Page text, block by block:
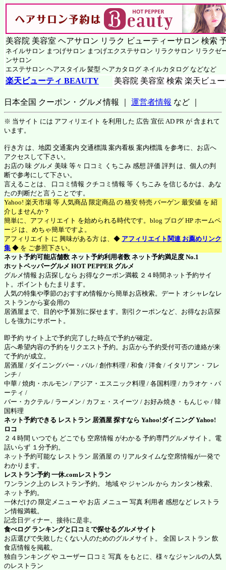
美容院 美容室 ヘアサロン リラク ビューティーサロン 検索
ネイルサロン まつげサロン まつげエクステサロン リラクサロン リラクゼ
ンサロン
エステサロン ヘアスタイル 髪型 ヘアカタログ ネイルカタログ などなど
楽天ビューティ BEAUTY 美容院 美容室 検索 楽天ビュ
日本全国 クーポン・グルメ情報 ｜ 運営者情報 など ｜
※ 当サイト には アフィリエイト を利用した 広告 宣伝 AD PR が 含まれて
います。
行き方 は、地図 交通案内 交通標識 案内看板 案内標識 を参考に、お店へ
アクセスして下さい。
お店の 味 グルメ 美味 等々 口コミ くちこみ 感想 評価 評判 は、個人の判
断で参考にして下さい。
言えることは、 口コミ情報 クチコミ情報 等 くちこみ を信じるかは、あな
たの判断だと言うことです。
Yahoo! 楽天市場 等 人気商品 限定商品 の 格安 特売 バーゲン 最安値 を 紹
介しませんか？
簡単に、アフィリエイト を始められる時代です。blog ブログ HP ホームペ
ージ は、めちゃ簡単ですよ。
アフィリエイト に 興味がある方 は、◆ アフィリエイト関連 お薦めリンク
集 ◆ を ご参照下さい。
ネット予約可能店舗数 ネット予約利用者数 ネット予約満足度 No.1
ホットペッパーグルメ HOT PEPPER グルメ
グルメ情報 お店探しなら お得なクーポン満載 ２４時間ネット予約サイ
ト。ポイントもたまります。
人気の特集や季節のおすすめ情報から簡単お店検索。デート オシャレなレ
ストランから宴会用の
居酒屋まで、目的や予算別に探せます。割引クーポンなど、お得なお店探
しを強力にサポート。
即予約 サイト上で予約完了した時点で予約が確定。
店へ希望内容の予約をリクエスト予約。お店から予約受付可否の連絡が来
て予約が成立。
居酒屋 / ダイニングバー・バル / 創作料理 / 和食 / 洋食 / イタリアン・フレ
ンチ /
中華 / 焼肉・ホルモン / アジア・エスニック料理 / 各国料理 / カラオケ・パ
ーティ /
バー・カクテル / ラーメン / カフェ・スイーツ / お好み焼き・もんじゃ / 韓
国料理
ネット予約できる レストラン 居酒屋 探すなら Yahoo!ダイニングYahoo!
ロコ
２４時間 いつでも どこでも 空席情報 がわかる 予約専門グルメサイト。電
話いらず １分予約。
ネット予約可能な レストラン 居酒屋 の リアルタイムな空席情報が一発で
わかります。
レストラン予約 一休.comレストラン
ワンランク上の レストラン予約。 地域 や ジャンル から カンタン検索、
ネット予約。
一休だけの 限定メニュー や お店 メニュー 写真 利用者 感想など レストラ
ン情報満載。
記念日ディナー、接待に是非。
食べログランキングと口コミで探せるグルメサイト
お店選びで失敗したくない人のためのグルメサイト。 全国 レストラン 飲
食店情報を掲載。
独自ランキング や ユーザー 口コミ 写真 をもとに、様々なジャンルの人気
のレストラン